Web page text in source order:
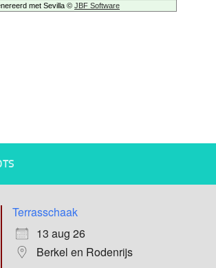
Terrasschaak
13 aug 26
Berkel en Rodenrijs